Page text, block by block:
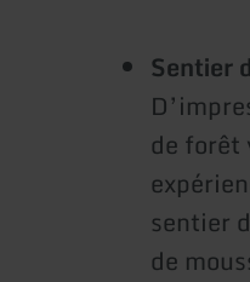
Sentier
de forêt
sentier
de